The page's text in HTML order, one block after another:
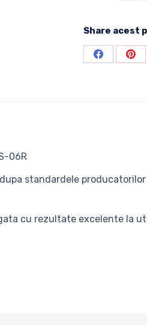
Share acest
Share
06R
standardele
cu rezultate excelente la